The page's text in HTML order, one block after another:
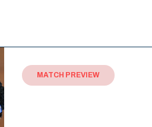
MATCH PREVIEW